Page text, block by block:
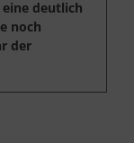
eine deutlich
noch
der